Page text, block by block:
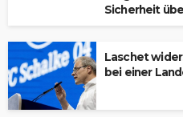
Sicherheit
Laschet
bei einer